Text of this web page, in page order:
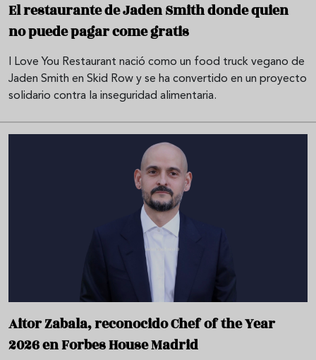
El restaurante de Jaden Smith donde quien
no puede pagar come gratis
I Love You Restaurant nació como un food truck vegano de
Jaden Smith en Skid Row y se ha convertido en un proyecto
solidario contra la inseguridad alimentaria.
Aitor Zabala, reconocido Chef of the Year
2026 en Forbes House Madrid